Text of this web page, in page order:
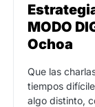
MODO
Ochoa
Que las
tiempos
algo distinto,